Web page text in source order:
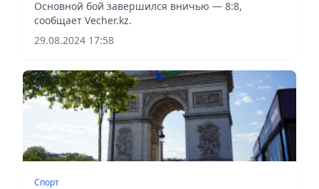
Основной бой завершился вничью — 8:8,
сообщает Vecher.kz.
29.08.2024 17:58
Спорт